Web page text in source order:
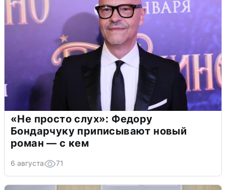
«Не просто слух»: Федору
Бондарчуку приписывают новый
роман — с кем
6 августа 71